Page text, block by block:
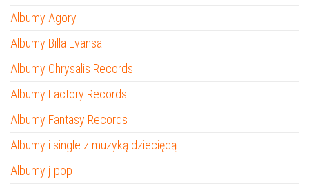
Albumy Agory
Albumy Billa Evansa
Albumy Chrysalis Records
Albumy Factory Records
Albumy Fantasy Records
Albumy i single z muzyką dziecięcą
Albumy j-pop